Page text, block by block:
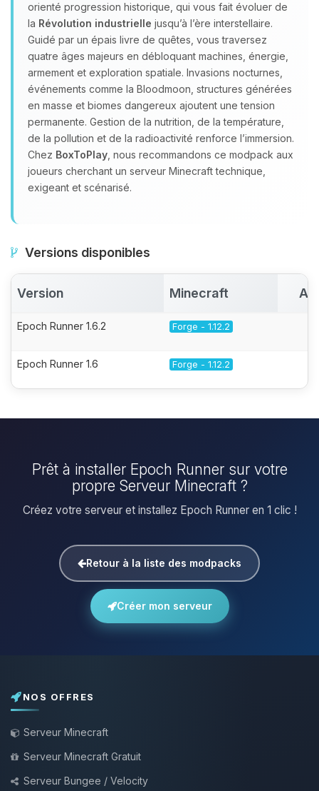
orienté progression historique, qui vous fait évoluer de
la Révolution industrielle jusqu’à l’ère interstellaire.
Guidé par un épais livre de quêtes, vous traversez
quatre âges majeurs en débloquant machines, énergie,
armement et exploration spatiale. Invasions nocturnes,
événements comme la Bloodmoon, structures générées
en masse et biomes dangereux ajoutent une tension
permanente. Gestion de la nutrition, de la température,
de la pollution et de la radioactivité renforce l’immersion.
Chez BoxToPlay , nous recommandons ce modpack aux
joueurs cherchant un serveur Minecraft technique,
exigeant et scénarisé.
Versions disponibles
Version Minecraft
Epoch Runner 1.6.2 Forge - 1.12.2
Epoch Runner 1.6 Forge - 1.12.2
Prêt à installer Epoch Runner sur votre
propre Serveur Minecraft ?
Créez votre serveur et installez Epoch Runner en 1 clic !
Retour à la liste des modpacks
Créer mon serveur
NOS OFFRES
Serveur Minecraft
Serveur Minecraft Gratuit
Serveur Bungee / Velocity